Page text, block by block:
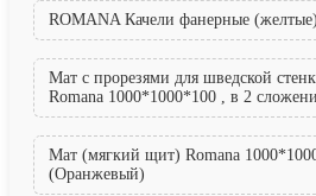
ROMANA Качели фанерные (желтые)
Мат с прорезями для шведской
Romana 1000*1000*100 , в 2
Мат (мягкий щит) Romana
(Оранжевый)